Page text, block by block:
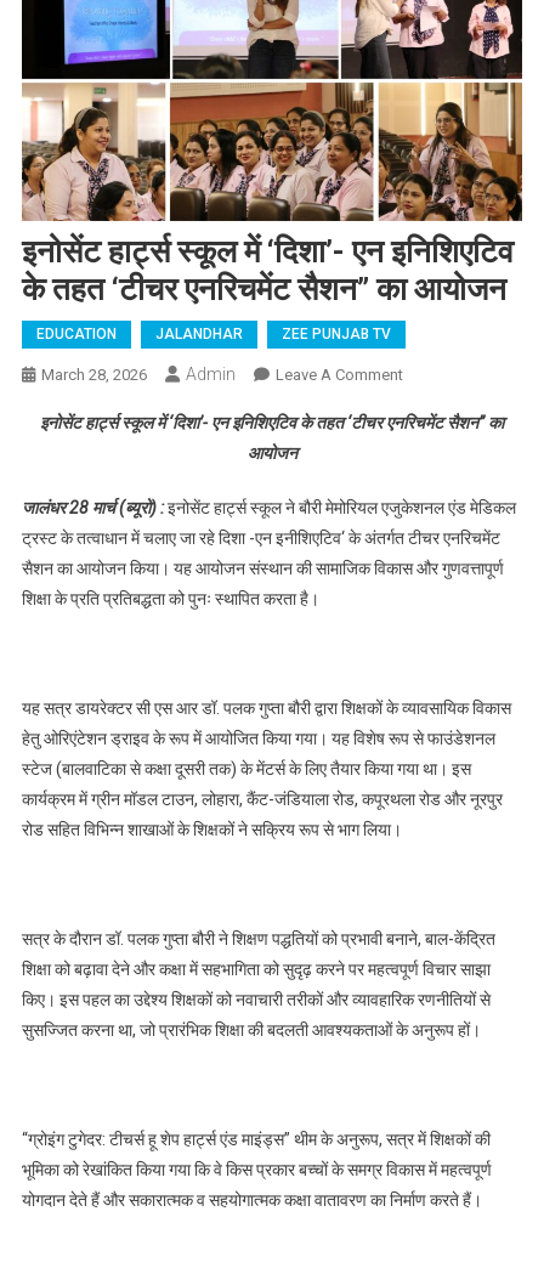
इनोसेंट हार्ट्स स्कूल में ‘दिशा’- एन इनिशिएटिव
के तहत ‘टीचर एनरिचमेंट सैशन” का आयोजन
EDUCATION JALANDHAR ZEE PUNJAB TV
March 28, 2026 Admin Leave A CommentOn इनोसेंट हार्ट्स
इनिशिएटिव के तहत
इनोसेंट हार्ट्स स्कूल में ‘दिशा’- एन इनिशिएटिव के तहत ‘टीचर एनरिचमेंट सैशन” का
आयोजन
जालंधर 28 मार्च (ब्यूरो) :इनोसेंट हार्ट्स स्कूल ने बौरी मेमोरियल एजुकेशनल एंड मेडिकल
ट्रस्ट के तत्वाधान में चलाए जा रहे दिशा -एन इनीशिएटिव‘ के अंतर्गत टीचर एनरिचमेंट
सैशन का आयोजन किया। यह आयोजन संस्थान की सामाजिक विकास और गुणवत्तापूर्ण
शिक्षा के प्रति प्रतिबद्धता को पुनः स्थापित करता है।
यह सत्र डायरेक्टर सी एस आर डॉ. पलक गुप्ता बौरी द्वारा शिक्षकों के व्यावसायिक विकास
हेतु ओरिएंटेशन ड्राइव के रूप में आयोजित किया गया। यह विशेष रूप से फाउंडेशनल
स्टेज (बालवाटिका से कक्षा दूसरी तक) के मेंटर्स के लिए तैयार किया गया था। इस
कार्यक्रम में ग्रीन मॉडल टाउन, लोहारा, कैंट-जंडियाला रोड, कपूरथला रोड और नूरपुर
रोड सहित विभिन्न शाखाओं के शिक्षकों ने सक्रिय रूप से भाग लिया।
सत्र के दौरान डॉ. पलक गुप्ता बौरी ने शिक्षण पद्धतियों को प्रभावी बनाने, बाल-केंद्रित
शिक्षा को बढ़ावा देने और कक्षा में सहभागिता को सुदृढ़ करने पर महत्वपूर्ण विचार साझा
किए। इस पहल का उद्देश्य शिक्षकों को नवाचारी तरीकों और व्यावहारिक रणनीतियों से
सुसज्जित करना था, जो प्रारंभिक शिक्षा की बदलती आवश्यकताओं के अनुरूप हों।
“ग्रोइंग टुगेदर: टीचर्स हू शेप हार्ट्स एंड माइंड्स” थीम के अनुरूप, सत्र में शिक्षकों की
भूमिका को रेखांकित किया गया कि वे किस प्रकार बच्चों के समग्र विकास में महत्वपूर्ण
योगदान देते हैं और सकारात्मक व सहयोगात्मक कक्षा वातावरण का निर्माण करते हैं।